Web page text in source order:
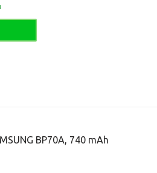
BP70A, 740 mAh